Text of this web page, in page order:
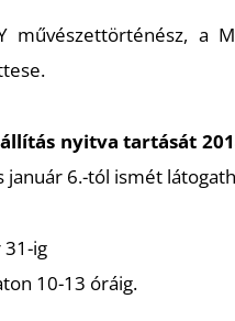
művészettörténész, a
nyitva tartását
január 6.-tól ismét
ig
10-13 óráig.